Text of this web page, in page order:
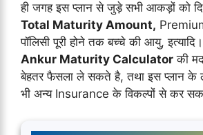
ही जगह इस प्लान से जुड़े सभी आकड़ों को
Total Maturity Amount,
पॉलिसी पूरी होने तक बच्चे की आयु,
Ankur Maturity Calculator की
बेहतर फैसला ले सकते है, तथा इस प्लान के
भी अन्य Insurance के विकल्पों से कर